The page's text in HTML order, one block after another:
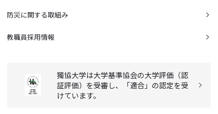
防災に関する取組み
教職員採用情報
獨協大学は大学基準協会の大学評価（認
証評価）を受審し、「適合」の認定を受
けています。